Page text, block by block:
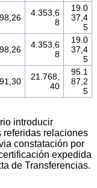
98,26
4.353,6
8
19.0
37,4
5
98,26
4.353,6
8
19.0
37,4
5
21.768,
40
95.1
87,2
5
introducir
referidas relaciones
constatación por
expedida
de Transferencias.